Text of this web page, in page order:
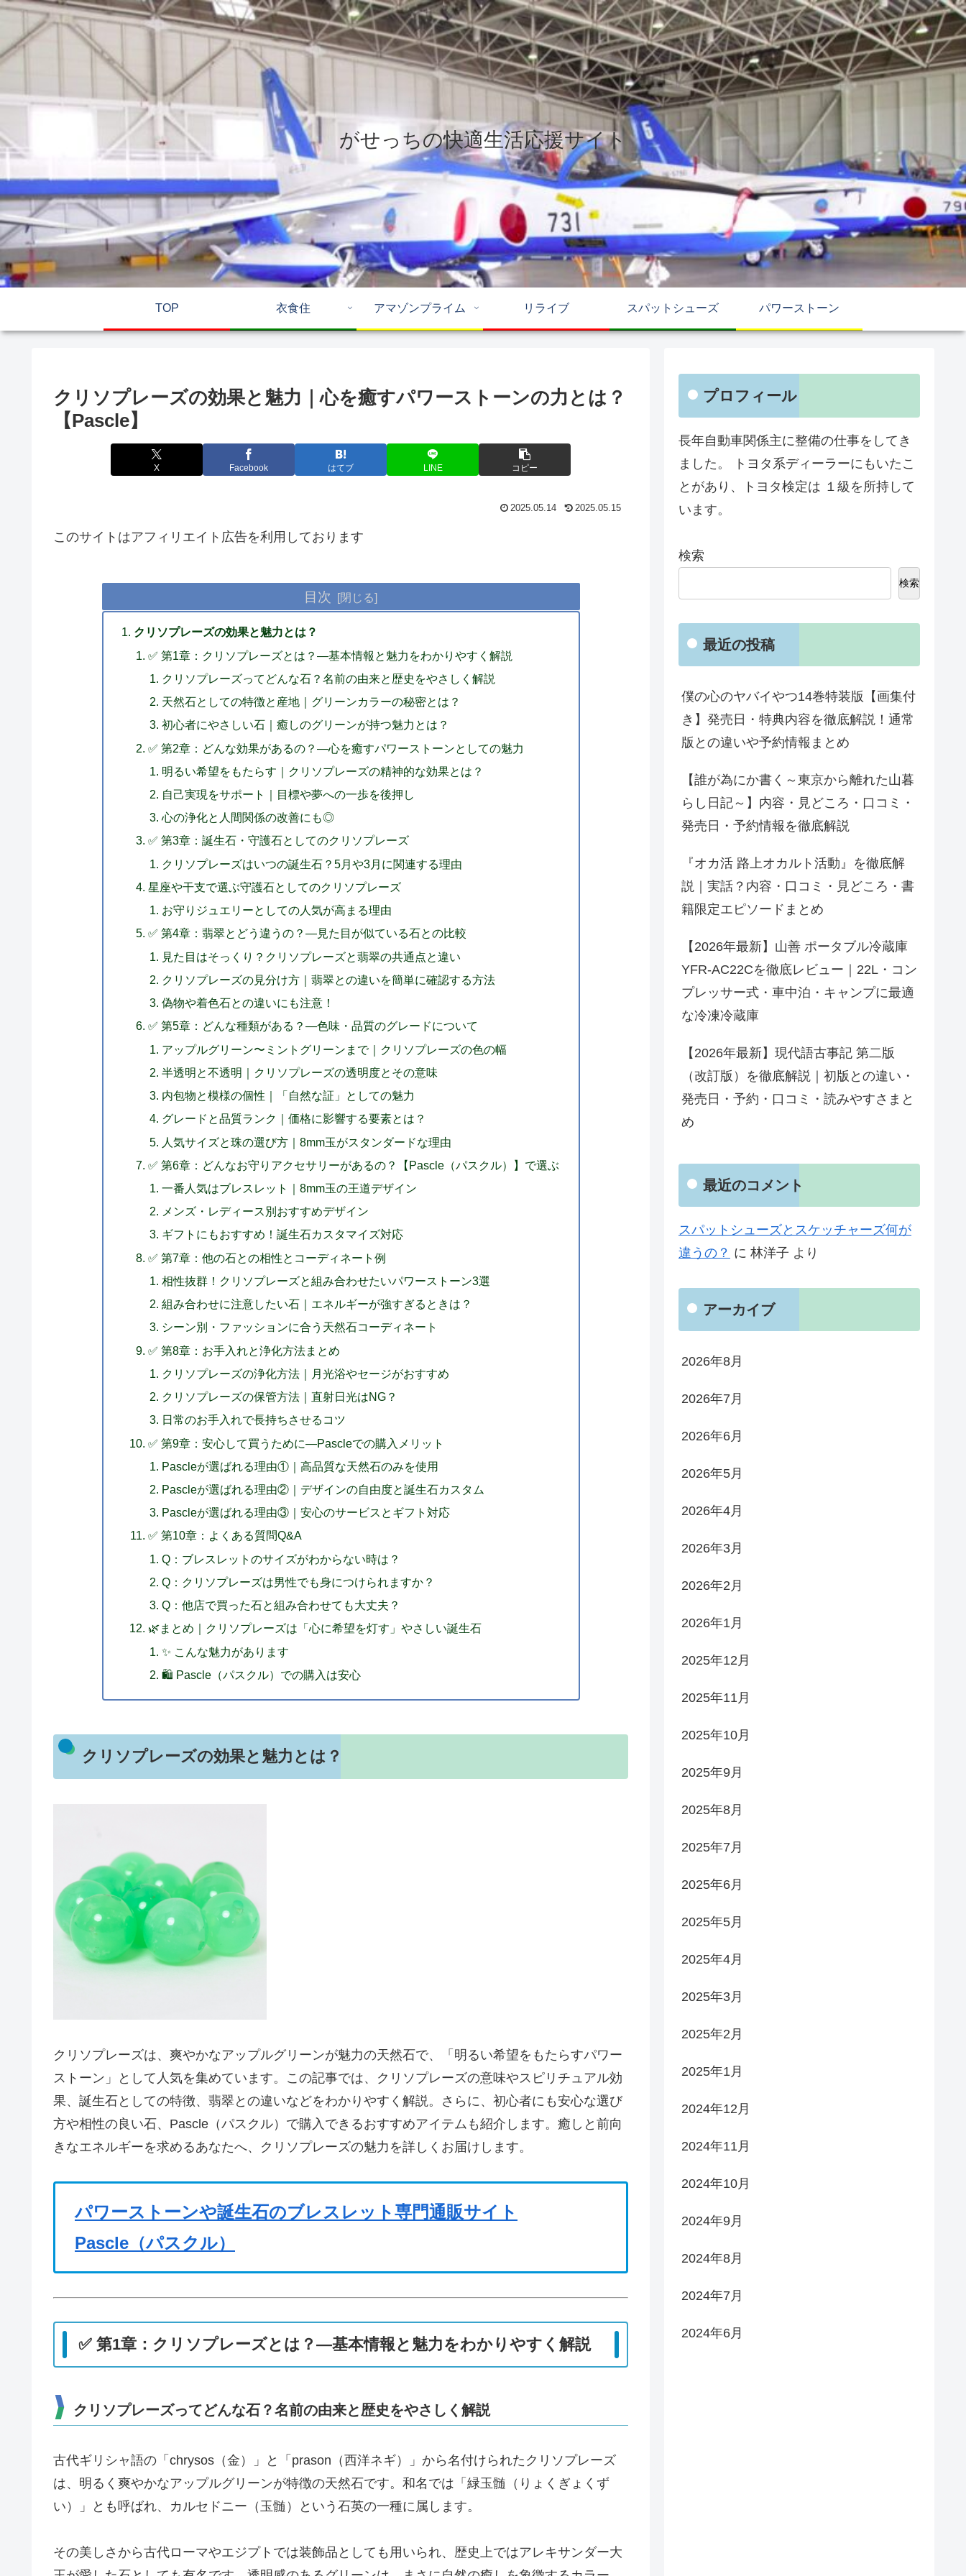
がせっちの快適生活応援サイト
TOP 衣食住 アマゾンプライム リライブ スパットシューズ パワーストーン
クリソプレーズの効果と魅力｜心を癒すパワーストーンの力とは？
【Pascle】
X Facebook はてブ LINE コピー
2025.05.14 2025.05.15
このサイトはアフィリエイト広告を利用しております
目次
クリソプレーズの効果と魅力とは？
✅ 第1章：クリソプレーズとは？―基本情報と魅力をわかりやすく解説
クリソプレーズってどんな石？名前の由来と歴史をやさしく解説
天然石としての特徴と産地｜グリーンカラーの秘密とは？
初心者にやさしい石｜癒しのグリーンが持つ魅力とは？
✅ 第2章：どんな効果があるの？―心を癒すパワーストーンとしての魅力
明るい希望をもたらす｜クリソプレーズの精神的な効果とは？
自己実現をサポート｜目標や夢への一歩を後押し
心の浄化と人間関係の改善にも◎
✅ 第3章：誕生石・守護石としてのクリソプレーズ
クリソプレーズはいつの誕生石？5月や3月に関連する理由
星座や干支で選ぶ守護石としてのクリソプレーズ
お守りジュエリーとしての人気が高まる理由
✅ 第4章：翡翠とどう違うの？―見た目が似ている石との比較
見た目はそっくり？クリソプレーズと翡翠の共通点と違い
クリソプレーズの見分け方｜翡翠との違いを簡単に確認する方法
偽物や着色石との違いにも注意！
✅ 第5章：どんな種類がある？―色味・品質のグレードについて
アップルグリーン〜ミントグリーンまで｜クリソプレーズの色の幅
半透明と不透明｜クリソプレーズの透明度とその意味
内包物と模様の個性｜「自然な証」としての魅力
グレードと品質ランク｜価格に影響する要素とは？
人気サイズと珠の選び方｜8mm玉がスタンダードな理由
✅ 第6章：どんなお守りアクセサリーがあるの？【Pascle（パスクル）】で選ぶ
一番人気はブレスレット｜8mm玉の王道デザイン
メンズ・レディース別おすすめデザイン
ギフトにもおすすめ！誕生石カスタマイズ対応
✅ 第7章：他の石との相性とコーディネート例
相性抜群！クリソプレーズと組み合わせたいパワーストーン3選
組み合わせに注意したい石｜エネルギーが強すぎるときは？
シーン別・ファッションに合う天然石コーディネート
✅ 第8章：お手入れと浄化方法まとめ
クリソプレーズの浄化方法｜月光浴やセージがおすすめ
クリソプレーズの保管方法｜直射日光はNG？
日常のお手入れで長持ちさせるコツ
✅ 第9章：安心して買うために―Pascleでの購入メリット
Pascleが選ばれる理由①｜高品質な天然石のみを使用
Pascleが選ばれる理由②｜デザインの自由度と誕生石カスタム
Pascleが選ばれる理由③｜安心のサービスとギフト対応
✅ 第10章：よくある質問Q&A
Q：ブレスレットのサイズがわからない時は？
Q：クリソプレーズは男性でも身につけられますか？
Q：他店で買った石と組み合わせても大丈夫？
🌿まとめ｜クリソプレーズは「心に希望を灯す」やさしい誕生石
✨ こんな魅力があります
🛍️ Pascle（パスクル）での購入は安心
クリソプレーズの効果と魅力とは？
クリソプレーズは、爽やかなアップルグリーンが魅力の天然石で、「明るい希望をもたらすパワー
ストーン」として人気を集めています。この記事では、クリソプレーズの意味やスピリチュアル効
果、誕生石としての特徴、翡翠との違いなどをわかりやすく解説。さらに、初心者にも安心な選び
方や相性の良い石、Pascle（パスクル）で購入できるおすすめアイテムも紹介します。癒しと前向
きなエネルギーを求めるあなたへ、クリソプレーズの魅力を詳しくお届けします。
パワーストーンや誕生石のブレスレット専門通販サイト
Pascle（パスクル）
✅ 第1章：クリソプレーズとは？―基本情報と魅力をわかりやすく解説
クリソプレーズってどんな石？名前の由来と歴史をやさしく解説
古代ギリシャ語の「chrysos（金）」と「prason（西洋ネギ）」から名付けられたクリソプレーズ
は、明るく爽やかなアップルグリーンが特徴の天然石です。和名では「緑玉髄（りょくぎょくず
い）」とも呼ばれ、カルセドニー（玉髄）という石英の一種に属します。
その美しさから古代ローマやエジプトでは装飾品としても用いられ、歴史上ではアレキサンダー大
プロフィール
長年自動車関係主に整備の仕事をしてき
ました。 トヨタ系ディーラーにもいたこ
とがあり、トヨタ検定は １級を所持して
います。
検索
検索
最近の投稿
僕の心のヤバイやつ14巻特装版【画集付
き】発売日・特典内容を徹底解説！通常
版との違いや予約情報まとめ
【誰が為にか書く～東京から離れた山暮
らし日記～】内容・見どころ・口コミ・
発売日・予約情報を徹底解説
『オカ活 路上オカルト活動』を徹底解
説｜実話？内容・口コミ・見どころ・書
籍限定エピソードまとめ
【2026年最新】山善 ポータブル冷蔵庫
YFR-AC22Cを徹底レビュー｜22L・コン
プレッサー式・車中泊・キャンプに最適
な冷凍冷蔵庫
【2026年最新】現代語古事記 第二版
（改訂版）を徹底解説｜初版との違い・
発売日・予約・口コミ・読みやすさまと
め
最近のコメント
スパットシューズとスケッチャーズ何が
違うの？ に 林洋子 より
アーカイブ
2026年8月
2026年7月
2026年6月
2026年5月
2026年4月
2026年3月
2026年2月
2026年1月
2025年12月
2025年11月
2025年10月
2025年9月
2025年8月
2025年7月
2025年6月
2025年5月
2025年4月
2025年3月
2025年2月
2025年1月
2024年12月
2024年11月
2024年10月
2024年9月
2024年8月
2024年7月
2024年6月